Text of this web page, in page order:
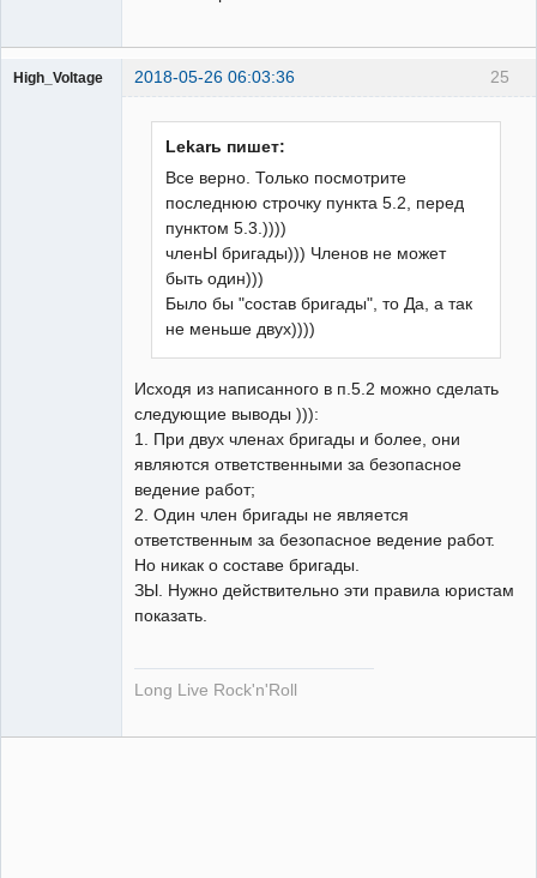
25
High_Voltage 2018-05-26 06:03:36
Lekarь пишет:
Все верно. Только посмотрите
последнюю строчку пункта 5.2, перед
пунктом 5.3.))))
членЫ бригады))) Членов не может
быть один)))
Было бы "состав бригады", то Да, а так
не меньше двух))))
Исходя из написанного в п.5.2 можно сделать
следующие выводы ))):
1. При двух членах бригады и более, они
являются ответственными за безопасное
ведение работ;
2. Один член бригады не является
ответственным за безопасное ведение работ.
Но никак о составе бригады.
ЗЫ. Нужно действительно эти правила юристам
показать.
Long Live Rock'n'Roll